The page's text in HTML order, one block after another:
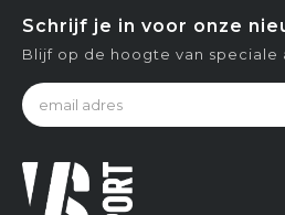
Schrijf je in voor onze
Blijf op de hoogte van speciale